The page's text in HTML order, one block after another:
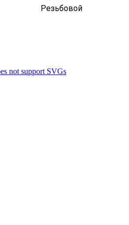
Резьбовой
not support SVGs